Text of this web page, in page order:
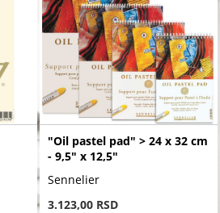
"Oil pastel pad" > 24 x 32 cm
- 9,5" x 12,5"
Sennelier
3.123,00 RSD